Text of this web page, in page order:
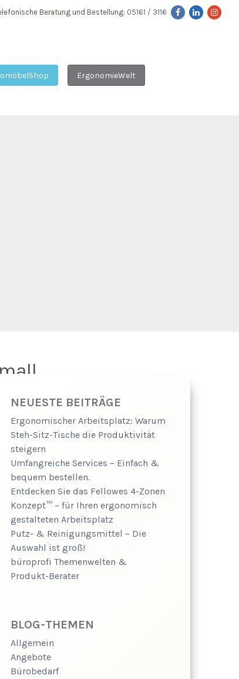
Beratung und Bestellung: 05161 / 3116
ErgonomieWelt
NEUESTE BEITRÄGE
Ergonomischer Arbeitsplatz: Warum
Steh-Sitz-Tische die Produktivität
steigern
Umfangreiche Services – Einfach &
bequem bestellen.
Entdecken Sie das Fellowes 4-Zonen
Konzept™ – für Ihren ergonomisch
gestalteten Arbeitsplatz
Putz- & Reinigungsmittel – Die
Auswahl ist groß!
büroprofi Themenwelten &
Produkt-Berater
BLOG-THEMEN
Allgemein
Angebote
Bürobedarf